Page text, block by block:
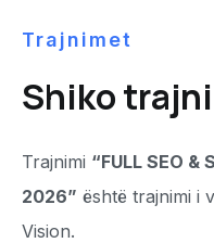
Trajnimet
Shiko
Trajnimi “FULL SEO &
2026” është trajnimi i
Vision.